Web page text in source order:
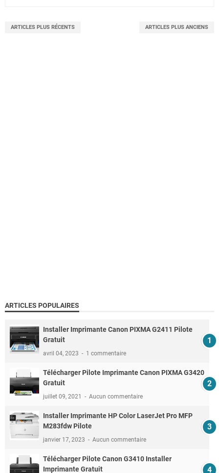
ARTICLES PLUS RÉCENTS ARTICLES PLUS ANCIENS
ARTICLES POPULAIRES
Installer Imprimante Canon PIXMA G2411 Pilote
Gratuit
avril 04, 2023 1 commentaire
Télécharger Pilote Imprimante Canon PIXMA G3420
Gratuit
juillet 09, 2021 Aucun commentaire
Installer Imprimante HP Color LaserJet Pro MFP
M283fdw Pilote
janvier 17, 2023 Aucun commentaire
Télécharger Pilote Canon G3410 Installer
Imprimante Gratuit